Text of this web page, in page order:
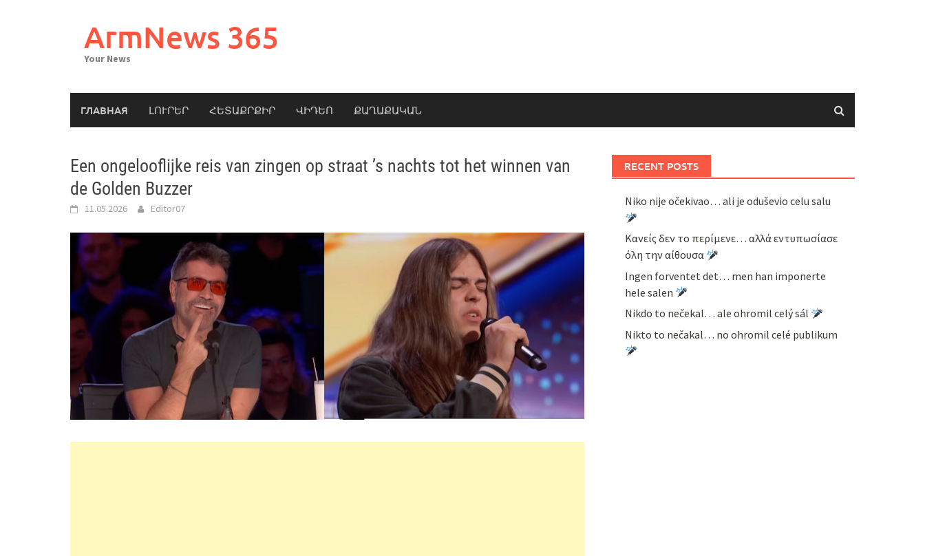
ArmNews 365
Your News
ГЛАВНАЯ ԼՈՒՐԵՐ ՀԵՏԱՔՐՔԻՐ ՎԻԴԵՈ ՔԱՂԱՔԱԿԱՆ
Een ongelooflijke reis van zingen op straat ’s nachts tot het winnen van
de Golden Buzzer
11.05.2026 Editor07
RECENT POSTS
Niko nije očekivao… ali je oduševio celu salu
Κανείς δεν το περίμενε… αλλά εντυπωσίασε
όλη την αίθουσα
Ingen forventet det… men han imponerte
hele salen
Nikdo to nečekal… ale ohromil celý sál
Nikto to nečakal… no ohromil celé publikum